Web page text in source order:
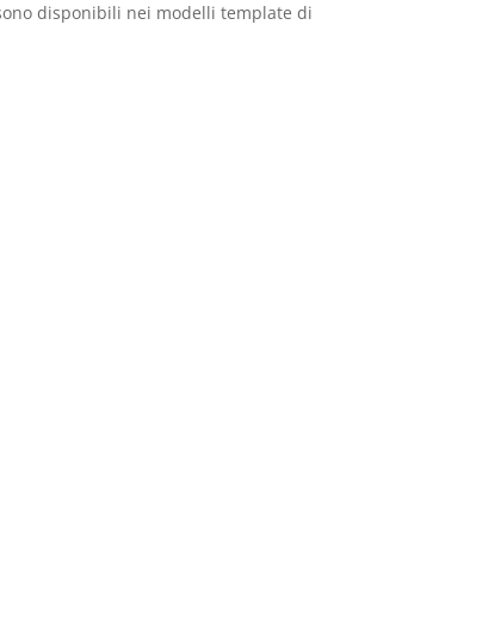
disponibili nei modelli template di